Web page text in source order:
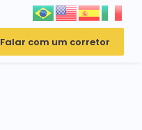
Falar com um corretor